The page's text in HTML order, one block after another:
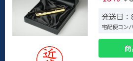
発送日
宅配便コン